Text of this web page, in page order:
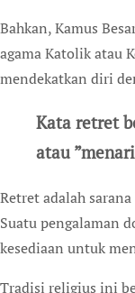
Bahkan, Kamus
agama Katolik atau
mendekatkan diri
Kata retret
atau
Retret adalah
Suatu pengalaman
kesediaan untuk
Tradisi religius ini